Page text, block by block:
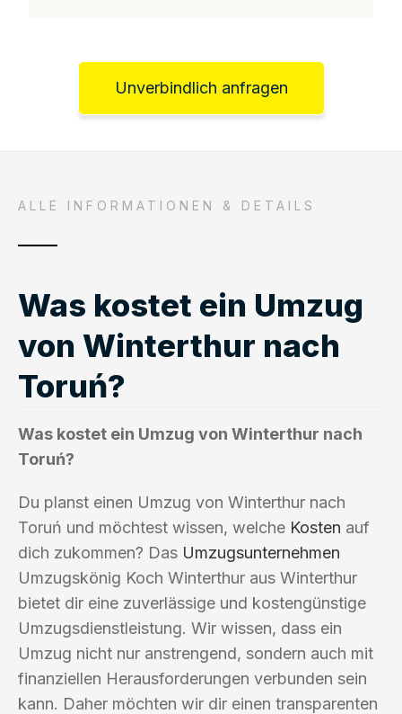
Unverbindlich anfragen
ALLE INFORMATIONEN & DETAILS
Was kostet ein Umzug
von Winterthur nach
Toruń?
Was kostet ein Umzug von Winterthur nach
Toruń?
Du planst einen Umzug von Winterthur nach
Toruń und möchtest wissen, welche Kosten auf
dich zukommen? Das Umzugsunternehmen
Umzugskönig Koch Winterthur aus Winterthur
bietet dir eine zuverlässige und kostengünstige
Umzugsdienstleistung. Wir wissen, dass ein
Umzug nicht nur anstrengend, sondern auch mit
finanziellen Herausforderungen verbunden sein
kann. Daher möchten wir dir einen transparenten